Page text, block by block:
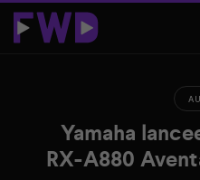
Yamaha
RX-A880